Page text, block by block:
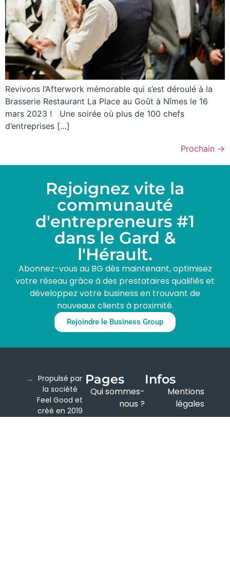
Revivons l’Afterwork mémorable qui s’est déroulé à la
Brasserie Restaurant La Place au Goût à Nîmes le 16
mars 2023 ! Une soirée où plus de 100 chefs
d’entreprises […]
Prochain →
Rejoignez vite la
communauté
d'entrepreneurs #1
dans le Gard &
l'Hérault.
Abonnez-vous au BG dès maintenant, optimisez
votre réseau grâce à des prestataires qualifiés et
développez votre business en trouvant de
nouveaux clients à proximité.
Rejoindre le Business Group
Propulsé par
la société
Feel Good et
créé en 2019
Pages
Qui sommes-
nous ?
Infos
Mentions
légales